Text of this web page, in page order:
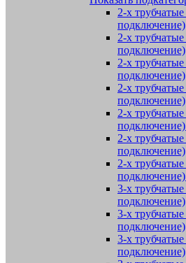
2-х
подключение)
2-х
подключение)
2-х
подключение)
2-х
подключение)
2-х
2-х
подключение)
2-х
3-х
подключение)
3-х
подключение)
3-х
подключение)